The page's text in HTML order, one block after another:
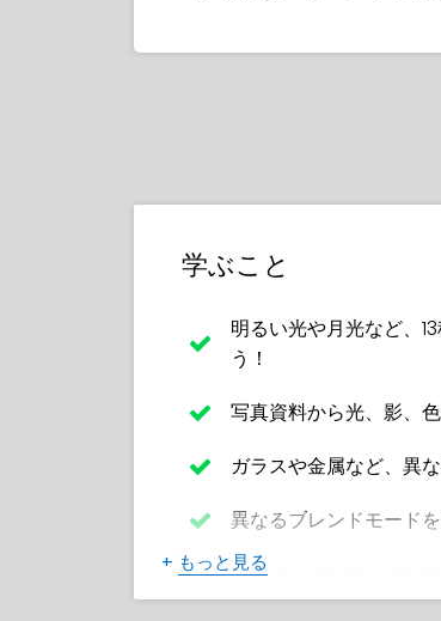
学ぶこと
明るい光や月光など、
う！
写真資料から光、影、
ガラスや金属など、異
異なるブレンドモード
ストーリーを伝えるた
+ もっと見る